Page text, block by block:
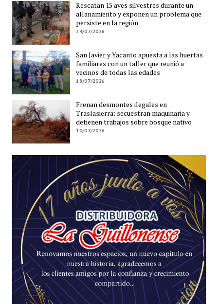
Rescatan 15 aves silvestres durante un
allanamiento y exponen un problema que
persiste en la región
24/07/2026
San Javier y Yacanto apuesta a las huertas
familiares con un taller que reunió a
vecinos de todas las edades
18/07/2026
Frenan desmontes ilegales en
Traslasierra: secuestran maquinaria y
detienen trabajos sobre bosque nativo
10/07/2026